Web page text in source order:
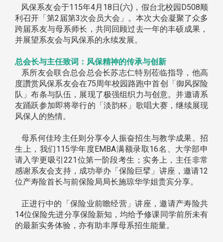
风保系友会于115年4月18日(六)，假台北校园D508顺
利召开「第2届第3次会员大会」。本次大会凝聚了众多
跨届系友与母系师长，共同回顾过去一年的丰硕成果，
并展望系友会与风保系的永续发展。
总会长与主任致词：风保精神的传承与创新
系所友会联合总会总会长苏志仁特别莅临指导，他高
度讚赏风保系友会在75周年校园路跑中首创「御风探险
队」布条与队伍，展现了极强组织力与创意。并邀请系
友踊跃参加即将举行的「淡韵杯」歌唱大赛，继续展现
风保人的热情。
母系何佳玲主任则分享令人振奋招生与教学成果。招
生上，我们115学年度EMBA满额录取16名、大学部申
请入学更吸引221位第一阶段考生；实务上，主任非常
感谢系友会支持，成功举办「保险巨擘」讲座，邀请12
位产寿险首长与前保险局局长施琼华学姐贵宾分享。
正进行中的「保险业前瞻经营」讲座，邀请产寿险共
14位保险先进分享保险新知，均给予修课同学前所未有
的最新实务体验，亦有助丰厚母系招生能量。